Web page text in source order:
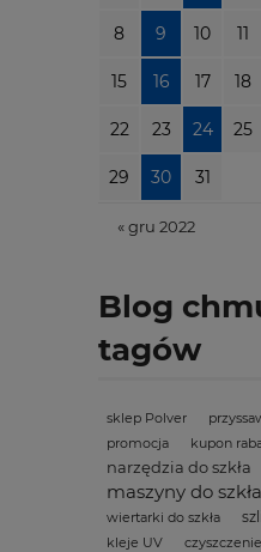
8 9 10 11
15 16 17 18
22 23 24 25
29 30 31
« gru 2022
Blog
tagów
sklep Polver
promocja
kupon
narzędzia do szkła
maszyny do szkła
wiertarki do szkła
kleje UV